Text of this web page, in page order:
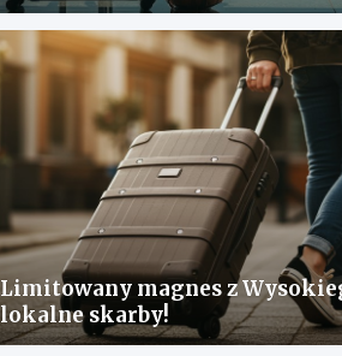
Limitowany magnes z
lokalne skarby!